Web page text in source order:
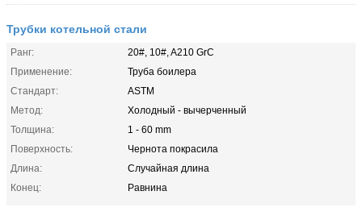
Трубки котельной стали
Ранг:
20#, 10#, A210 GrC
Применение:
Труба боилера
Стандарт:
ASTM
Метод:
Холодный - вычерченный
Толщина:
1 - 60 mm
Поверхность:
Чернота покрасила
Длина:
Случайная длина
Конец:
Равнина